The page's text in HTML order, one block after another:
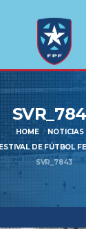
HOME
NOTICIAS
DE FÚTBOL
SVR_7843